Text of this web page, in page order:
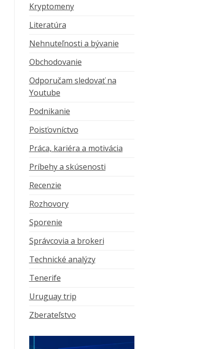
Kryptomeny
Literatúra
Nehnuteľnosti a bývanie
Obchodovanie
Odporučam sledovať na
Youtube
Podnikanie
Poisťovníctvo
Práca, kariéra a motivácia
Príbehy a skúsenosti
Recenzie
Rozhovory
Sporenie
Správcovia a brokeri
Technické analýzy
Tenerife
Uruguay trip
Zberateľstvo